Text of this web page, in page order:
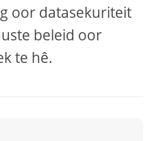
oor datasekuriteit
beleid oor
te hê.